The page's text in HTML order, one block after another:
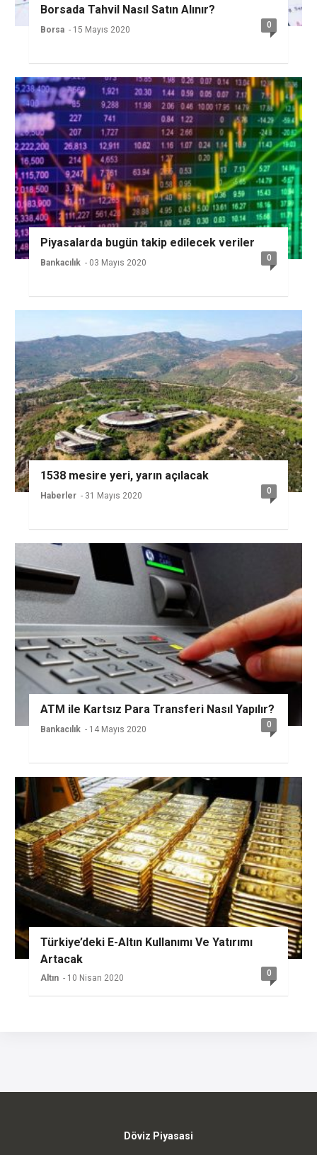
Borsada Tahvil Nasıl Satın Alınır?
Borsa - 15 Mayıs 2020 0
Piyasalarda bugün takip edilecek veriler
Bankacılık - 03 Mayıs 2020 0
1538 mesire yeri, yarın açılacak
Haberler - 31 Mayıs 2020 0
ATM ile Kartsız Para Transferi Nasıl Yapılır?
Bankacılık - 14 Mayıs 2020 0
Türkiye’deki E-Altın Kullanımı Ve Yatırımı
Artacak
Altın - 10 Nisan 2020 0
Döviz Piyasasi